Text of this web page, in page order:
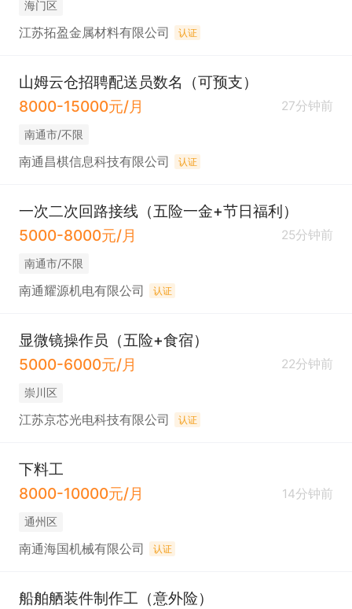
海门区
江苏拓盈金属材料有限公司 认证
山姆云仓招聘配送员数名（可预支）
8000-15000元/月
27分钟前
南通市/不限
南通昌棋信息科技有限公司 认证
一次二次回路接线（五险一金+节日福利）
5000-8000元/月
25分钟前
南通市/不限
南通耀源机电有限公司 认证
显微镜操作员（五险+食宿）
5000-6000元/月
22分钟前
崇川区
江苏京芯光电科技有限公司 认证
下料工
8000-10000元/月
14分钟前
通州区
南通海国机械有限公司 认证
船舶舾装件制作工（意外险）